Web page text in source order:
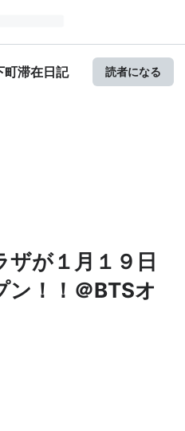
町滞在日記 読者になる
が１月１９日
ン！！＠BTSオ